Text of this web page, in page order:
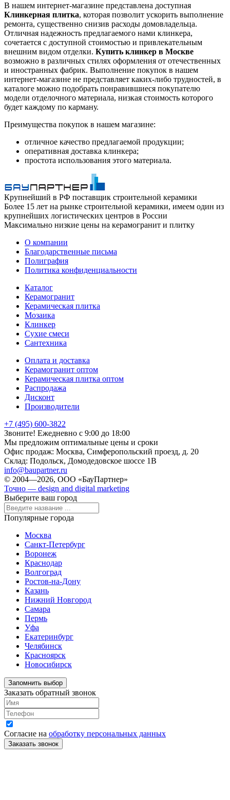
В нашем интернет-магазине представлена доступная
Клинкерная плитка, которая позволит ускорить выполнение
ремонта, существенно снизив расходы домовладельца.
Отличная надежность предлагаемого нами клинкера,
сочетается с доступной стоимостью и привлекательным
внешним видом отделки. Купить клинкер в Москве
возможно в различных стилях оформления от отечественных
и иностранных фабрик. Выполнение покупок в нашем
интернет-магазине не представляет каких-либо трудностей, в
каталоге можно подобрать понравившиеся покупателю
модели отделочного материала, низкая стоимость которого
будет каждому по карману.
Преимущества покупок в нашем магазине:
отличное качество предлагаемой продукции;
оперативная доставка клинкера;
простота использования этого материала.
Крупнейший в РФ поставщик строительной керамики
Более 15 лет на рынке строительной керамики, имеем один из
крупнейших логистических центров в России
Максимально низкие цены на керамогранит и плитку
О компании
Благодарственные письма
Полиграфия
Политика конфиденциальности
Каталог
Керамогранит
Керамическая плитка
Мозаика
Клинкер
Сухие смеси
Сантехника
Оплата и доставка
Керамогранит оптом
Керамическая плитка оптом
Распродажа
Дисконт
Производители
+7 (495) 600-3822
Звоните! Ежедневно с 9:00 до 18:00
Мы предложим оптимальные цены и сроки
Офис продаж: Москва, Симферопольский проезд, д. 20
Склад: Подольск, Домодедовское шоссе 1В
info@baupartner.ru
© 2004—2026, ООО «БауПартнер»
Точно — design and digital marketing
Выберите ваш город
Популярные города
Москва
Санкт-Петербург
Воронеж
Краснодар
Волгоград
Ростов-на-Дону
Казань
Нижний Новгород
Самара
Пермь
Уфа
Екатеринбург
Челябинск
Красноярск
Новосибирск
Запомнить выбор
Заказать обратный звонок
Согласие на обработку персональных данных